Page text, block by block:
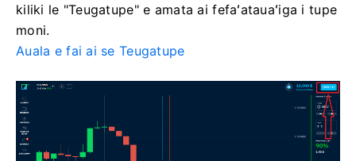
kiliki le "Teugatupe" e amata ai fefaʻatauaʻiga i tupe
moni.
Auala e fai ai se Teugatupe